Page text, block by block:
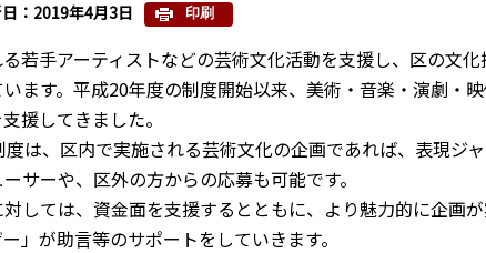
：2019年4月3日 印刷
若手アーティストなどの芸術文化活動を支援し、区の文
ます。平成20年度の制度開始以来、美術・音楽・演劇・
援してきました。
は、区内で実施される芸術文化の企画であれば、表現ジ
サーや、区外の方からの応募も可能です。
しては、資金面を支援するとともに、より魅力的に企画
」が助言等のサポートをしていきます。